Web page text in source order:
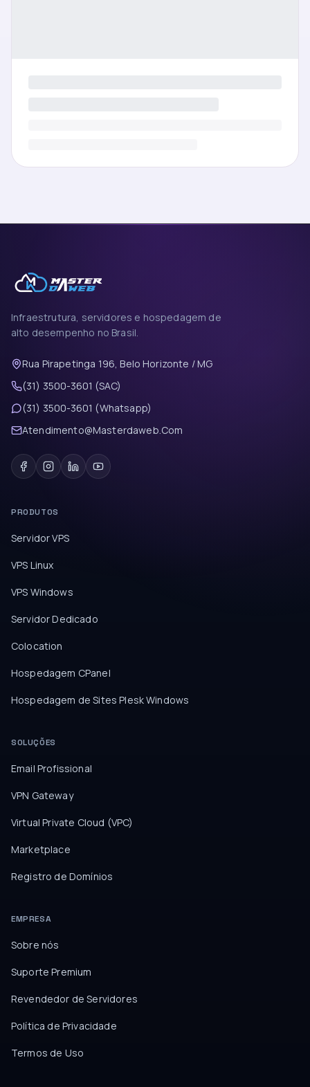
Infraestrutura, servidores e hospedagem de
alto desempenho no Brasil.
Rua Pirapetinga 196, Belo Horizonte / MG
(31) 3500-3601 (SAC)
(31) 3500-3601 (Whatsapp)
Atendimento@Masterdaweb.Com
PRODUTOS
Servidor VPS
VPS Linux
VPS Windows
Servidor Dedicado
Colocation
Hospedagem CPanel
Hospedagem de Sites Plesk Windows
SOLUÇÕES
Email Profissional
VPN Gateway
Virtual Private Cloud (VPC)
Marketplace
Registro de Domínios
EMPRESA
Sobre nós
Suporte Premium
Revendedor de Servidores
Política de Privacidade
Termos de Uso